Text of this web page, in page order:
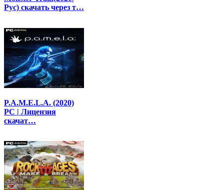
Рус) скачать через т…
P.A.M.E.L.A. (2020)
PC | Лицензия
скачат…